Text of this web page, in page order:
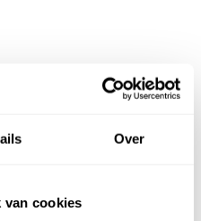
Over
van cookies